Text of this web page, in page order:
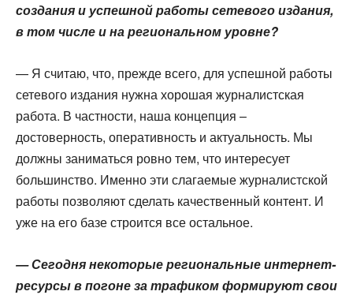
создания и успешной работы сетевого издания,
в том числе и на региональном уровне?
— Я считаю, что, прежде всего, для успешной работы
сетевого издания нужна хорошая журналистская
работа. В частности, наша концепция –
достоверность, оперативность и актуальность. Мы
должны заниматься ровно тем, что интересует
большинство. Именно эти слагаемые журналистской
работы позволяют сделать качественный контент. И
уже на его базе строится все остальное.
— Сегодня некоторые региональные интернет-
ресурсы в погоне за трафиком формируют свои